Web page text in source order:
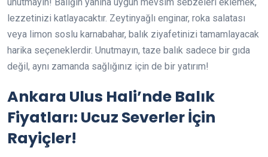
lezzetinizi katlayacaktır. Zeytinyağlı enginar, roka salatası
veya limon soslu karnabahar, balık ziyafetinizi tamamlayacak
harika seçeneklerdir. Unutmayın, taze balık sadece bir gıda
değil, aynı zamanda sağlığınız için de bir yatırım!
Ankara Ulus Hali’nde Balık
Fiyatları: Ucuz Severler İçin
Rayiçler!